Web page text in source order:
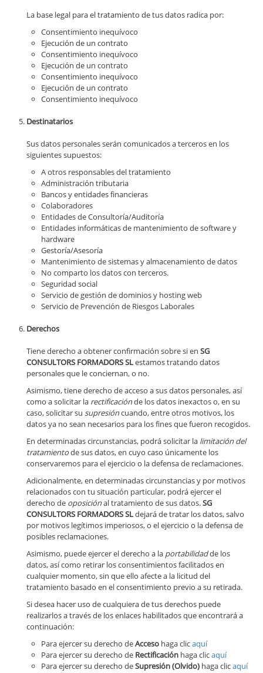
La base legal para el tratamiento de tus datos radica por:
Consentimiento inequívoco
Ejecución de un contrato
Consentimiento inequívoco
Ejecución de un contrato
Consentimiento inequívoco
Ejecución de un contrato
Consentimiento inequívoco
Destinatarios
Sus datos personales serán comunicados a terceros en los
siguientes supuestos:
A otros responsables del tratamiento
Administración tributaria
Bancos y entidades financieras
Colaboradores
Entidades de Consultoría/Auditoría
Entidades informáticas de mantenimiento de software y
hardware
Gestoría/Asesoría
Mantenimiento de sistemas y almacenamiento de datos
No comparto los datos con terceros.
Seguridad social
Servicio de gestión de dominios y hosting web
Servicio de Prevención de Riesgos Laborales
Derechos
Tiene derecho a obtener confirmación sobre si en SG
CONSULTORS FORMADORS SLestamos tratando datos
personales que le conciernan, o no.
Asimismo, tiene derecho de acceso a sus datos personales, así
como a solicitar la rectificaciónde los datos inexactos o, en su
caso, solicitar su supresióncuando, entre otros motivos, los
datos ya no sean necesarios para los fines que fueron recogidos.
En determinadas circunstancias, podrá solicitar la limitación del
tratamientode sus datos, en cuyo caso únicamente los
conservaremos para el ejercicio o la defensa de reclamaciones.
Adicionalmente, en determinadas circunstancias y por motivos
relacionados con tu situación particular, podrá ejercer el
derecho de oposiciónal tratamiento de sus datos.SG
CONSULTORS FORMADORS SLdejará de tratar los datos, salvo
por motivos legítimos imperiosos, o el ejercicio o la defensa de
posibles reclamaciones.
Asimismo, puede ejercer el derecho a la portabilidadde los
datos, así como retirar los consentimientos facilitados en
cualquier momento, sin que ello afecte a la licitud del
tratamiento basado en el consentimiento previo a su retirada.
Si desea hacer uso de cualquiera de tus derechos puede
realizarlos a través de los enlaces habilitados que encontrará a
continuación:
Para ejercer su derecho deAcceso haga clicaquí
Para ejercer su derecho de Rectificación haga clicaquí
Para ejercer su derecho deSupresión (Olvido) haga clicaquí